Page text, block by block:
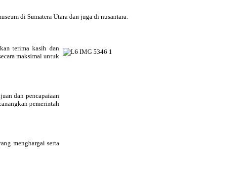
di Sumatera Utara dan juga di nusantara.
terima kasih dan
maksimal untuk
dan pencapaiaan
pemerintah
menghargai serta